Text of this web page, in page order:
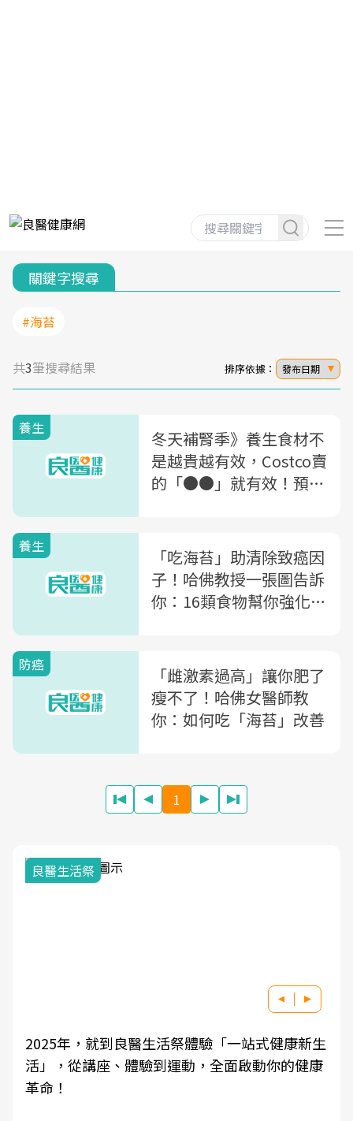
關鍵字搜尋
#海苔
共3筆搜尋結果 排序依據： 發布日期
養生
冬天補腎季》養生食材不
是越貴越有效，Costco賣
的「●●」就有效！預防
養生
「吃海苔」助清除致癌因
子！哈佛教授一張圖告訴
你：16類食物幫你強化免
防癌
「雌激素過高」讓你肥了
瘦不了！哈佛女醫師教
你：如何吃「海苔」改善
1
良醫生活祭
2025年，就到良醫生活祭體驗「一站式健康新生
活」，從講座、體驗到運動，全面啟動你的健康
革命！